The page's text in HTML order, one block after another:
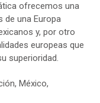
ofrecemos una
de una Europa
y, por otro
europeas que
superioridad.
México,